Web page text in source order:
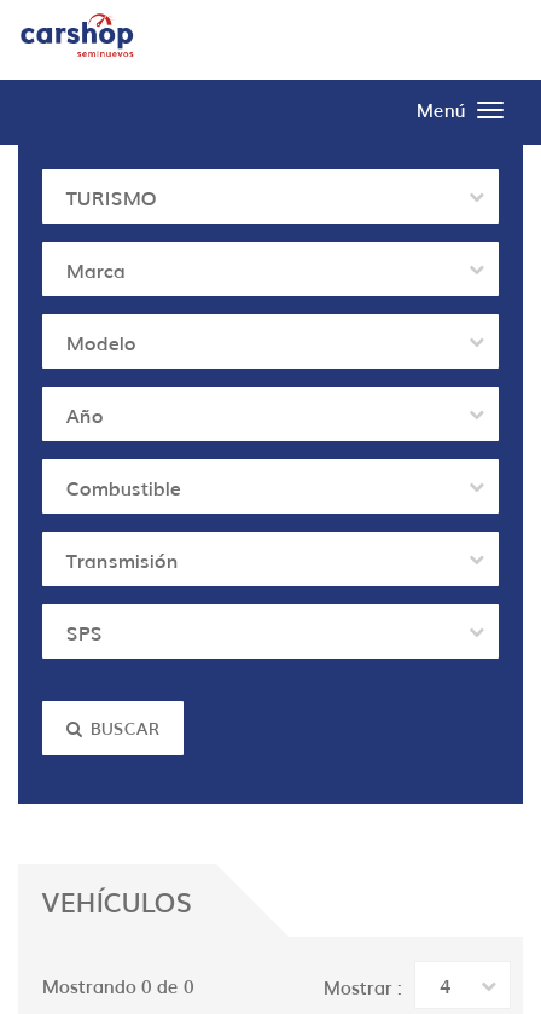
Menú
TURISMO
Marca
Modelo
Año
Combustible
Transmisión
SPS
BUSCAR
VEHÍCULOS
Mostrando 0 de 0 Mostrar : 4